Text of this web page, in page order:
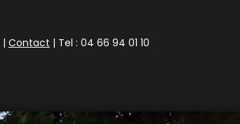
| Contact | Tel : 04 66 94 01 10